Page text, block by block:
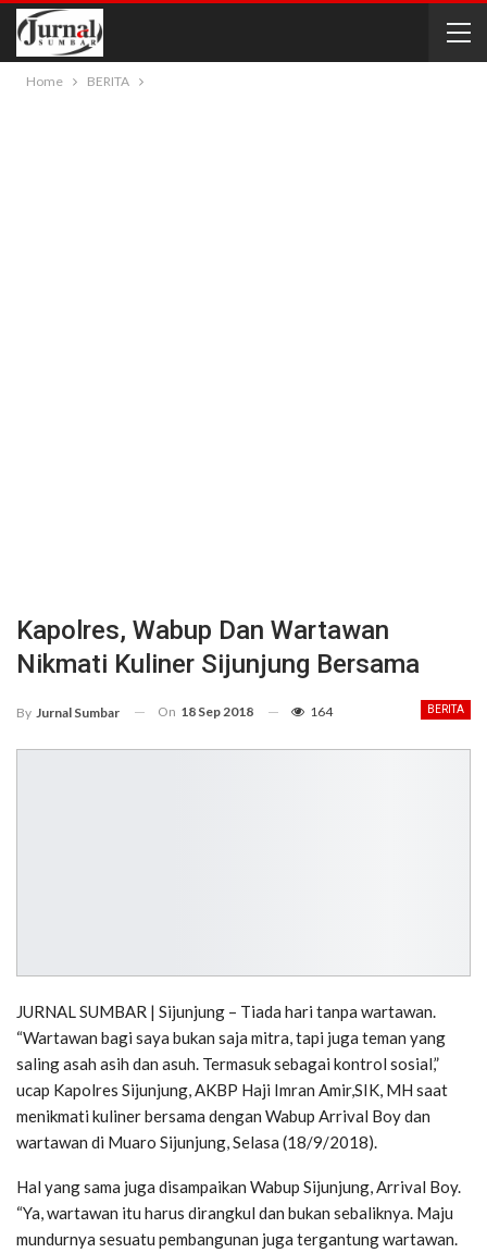
Home BERITA
Kapolres, Wabup Dan Wartawan
Nikmati Kuliner Sijunjung Bersama
BERITA
By Jurnal Sumbar On 18 Sep 2018 164
JURNAL SUMBAR | Sijunjung – Tiada hari tanpa wartawan.
“Wartawan bagi saya bukan saja mitra, tapi juga teman yang
saling asah asih dan asuh. Termasuk sebagai kontrol sosial,”
ucap Kapolres Sijunjung, AKBP Haji Imran Amir,SIK, MH saat
menikmati kuliner bersama dengan Wabup Arrival Boy dan
wartawan di Muaro Sijunjung, Selasa (18/9/2018).
Hal yang sama juga disampaikan Wabup Sijunjung, Arrival Boy.
“Ya, wartawan itu harus dirangkul dan bukan sebaliknya. Maju
mundurnya sesuatu pembangunan juga tergantung wartawan.